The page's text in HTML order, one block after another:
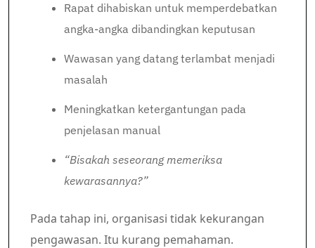
Rapat dihabiskan untuk memperdebatkan
angka-angka dibandingkan keputusan
Wawasan yang datang terlambat menjadi
masalah
Meningkatkan ketergantungan pada
penjelasan manual
“Bisakah seseorang memeriksa
kewarasannya?”
Pada tahap ini, organisasi tidak kekurangan
pengawasan. Itu kurang pemahaman.